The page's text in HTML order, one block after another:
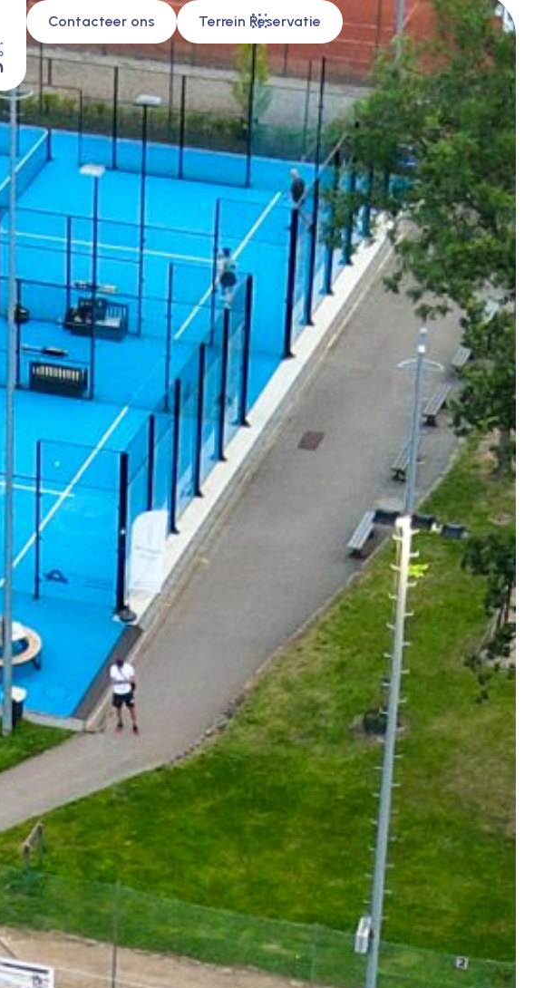
Contacteer ons Terrein Reservatie